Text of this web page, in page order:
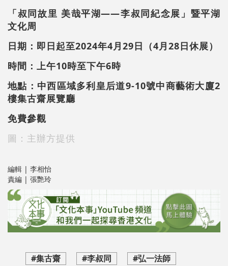
「叔同故里 美哉平湖——李叔同紀念展」暨平湖
文化周
日期： 即日起至2024年4月29日 （4月28日休展）
時間： 上午10時至下午6時
地點：中西區域多利皇后道9-10號中商藝術大廈2
樓集古齋展覽廳
免費參觀
圖：主辦方提供
編輯 | 李相怡
責編 | 張艷玲
#集古齋 #李叔同
#弘一法師